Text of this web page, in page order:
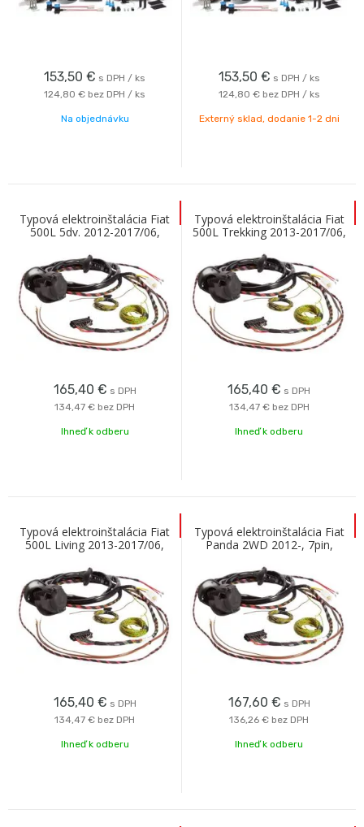
153,50 € s DPH / ks
124,80 € bez DPH / ks
Na objednávku
153,50 € s DPH / ks
124,80 € bez DPH / ks
Externý sklad, dodanie 1-2 dni
Typová elektroinštalácia Fiat
500L 5dv. 2012-2017/06,
165,40 € s DPH
134,47 € bez DPH
Ihneď k odberu
Typová elektroinštalácia Fiat
500L Trekking 2013-2017/06,
13pin, Westfalia
165,40 € s DPH
134,47 € bez DPH
Ihneď k odberu
Typová elektroinštalácia Fiat
500L Living 2013-2017/06,
13pin, Westfalia
165,40 € s DPH
134,47 € bez DPH
Ihneď k odberu
Typová elektroinštalácia Fiat
Panda 2WD 2012-, 7pin,
167,60 € s DPH
136,26 € bez DPH
Ihneď k odberu